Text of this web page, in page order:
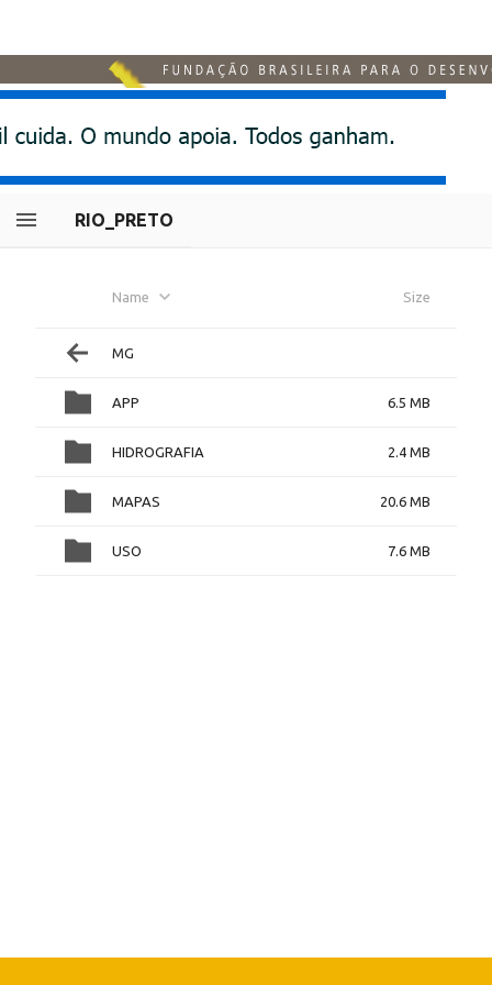
RIO_PRETO
Name Size
MG
APP 6.5 MB
HIDROGRAFIA 2.4 MB
MAPAS 20.6 MB
USO 7.6 MB